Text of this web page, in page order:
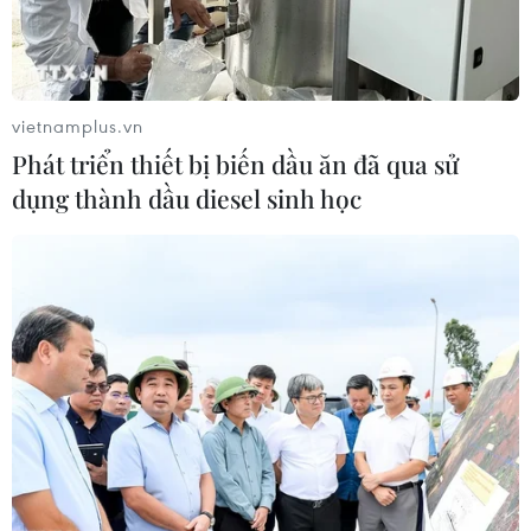
Chủ sân Azteca lỗ hơn 47 triệu USD vì
World Cup 2026
08/08/2026 06:43
Dữ liệu việc làm Mỹ mở thêm dư địa
cho giá vàng trong tuần qua
Thương mại Việt Nam-Australia
hướng tới những động lực tăng
trưởng mới
08/08/2026 03:29
Nghệ An: OCOP đã có thương hiệu,
vietnamplus.vn
Phát triển thiết bị biến dầu ăn đã qua sử
dụng thành dầu diesel sinh học